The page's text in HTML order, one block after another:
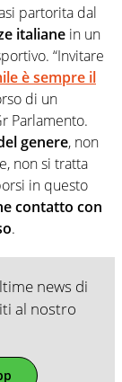
partorita dal
italiane in un
“Invitare
è sempre il
di un
Parlamento.
genere, non
non si tratta
in questo
contatto con
.
news di
al nostro